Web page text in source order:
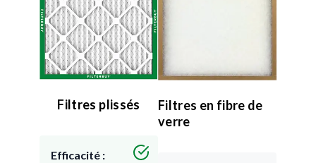
Filtres plissés
Efficacité :
Filtres en fibre de
verre